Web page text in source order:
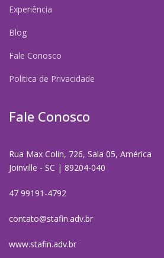
Experiência
Blog
Fale Conosco
Politica de Privacidade
Fale Conosco
Rua Max Colin, 726, Sala 05, América
Joinville - SC | 89204-040
47 99191-4792
contato@stafin.adv.br
www.stafin.adv.br